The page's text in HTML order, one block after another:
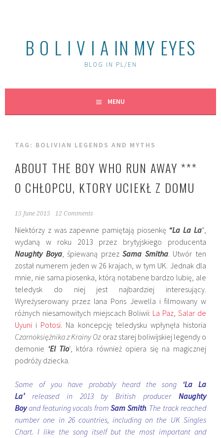
B O L I V I A IN MY EYES
BLOG IN PL/EN
MENU
TAG: BOLIVIAN LEGENDS AND MYTHS
ABOUT THE BOY WHO RUN AWAY ***
O CHŁOPCU, KTORY UCIEKŁ Z DOMU
15 June 2015 12 Comments
Niektórzy z was zapewne pamiętają piosenkę “La La La“,
wydaną w roku 2013 przez brytyjskiego producenta
Naughty Boya, śpiewaną przezSama Smitha. Utwór ten
został numerem jeden w 26 krajach, w tym UK. Jednak dla
mnie, nie sama piosenka, którą notabene bardzo lubię, ale
teledysk do niej jest najbardziej interesujący.
Wyreżyserowany przez Iana Pons Jewella i filmowany w
różnych niesamowitych miejscach Boliwii: La Paz, Salar de
Uyuni i Potosi. Na koncepcję teledysku wpłynęła historia
Czarnoksiężnika z Krainy Ozoraz starej boliwijskiej legendy o
demonie ‘El Tio‘, która również opiera się na magicznej
podróży dziecka.
Some of you have probably heard the song ‘La La
La’released in 2013 by British producer Naughty
Boyand featuring vocals fromSam Smith. The track reached
number one in 26 countries, including on the UK Singles
Chart. I like the song itself but the most important and